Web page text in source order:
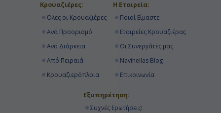
Κρουαζιέρες:
Όλες οι Κρουαζιέρες
Ανά Προορισμό
Ανά Διάρκεια
Από Πειραιά
Κρουαζιερόπλοια
Η Εταιρεία:
Ποιοί Είμαστε
Εταιρείες Κρουαζιέρας
Οι Συνεργάτες μας
Navihellas Blog
Επικοινωνία
Εξυπηρέτηση:
Συχνές Ερωτήσεις!